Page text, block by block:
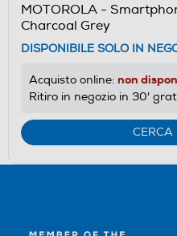
MOTOROLA -
Charcoal Grey
DISPONIBILE SOLO IN
Acquisto online: non
Ritiro in negozio in 30'
CERCA